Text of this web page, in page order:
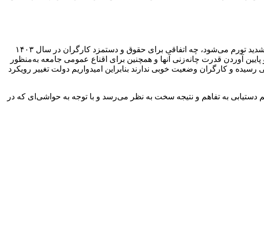
نماینده کارگران در شورای عالی کار در پاسخ به این سوال که با توجه به اینکه دولتمردان مدعی هستند افزایش دستمزد منجر به تشدید تورم می‌شود، چه اتفاقی برای حقوق و دستمزد کارگران در سال ۱۴۰۳
آوردن قدرت چانه‌زنی آنها و همچنین برای اقناع عمومی جامعه به‌منظور
و کارگران وضعیت خوبی ندارند بنابراین امیدواریم دولت تغییر رویکرد
دستیابی به تفاهم و نتیجه سخت به نظر می‌رسد و با توجه به حواشی‌ای که در